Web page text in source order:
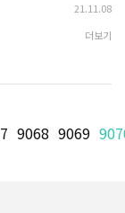
해야겠다는 생각
는 식올리고
더라구요.
며 계속 안아주는
..
21.11.08
더보기
9068 9069